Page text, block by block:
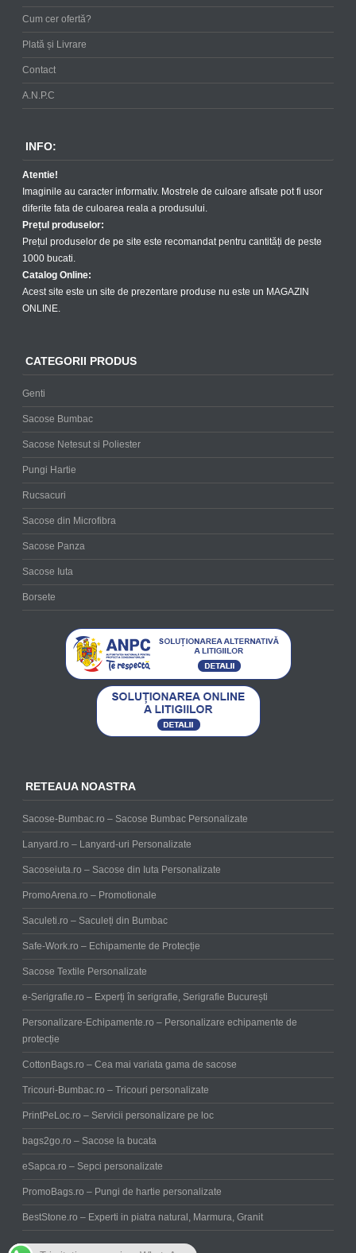
Cum cer ofertă?
Plată și Livrare
Contact
A.N.P.C
INFO:
Atentie!
Imaginile au caracter informativ. Mostrele de culoare afisate pot fi usor
diferite fata de culoarea reala a produsului.
Prețul produselor:
Prețul produselor de pe site este recomandat pentru cantități de peste
1000 bucati.
Catalog Online:
Acest site este un site de prezentare produse nu este un MAGAZIN
ONLINE.
CATEGORII PRODUS
Genti
Sacose Bumbac
Sacose Netesut si Poliester
Pungi Hartie
Rucsacuri
Sacose din Microfibra
Sacose Panza
Sacose Iuta
Borsete
RETEAUA NOASTRA
Sacose-Bumbac.ro – Sacose Bumbac Personalizate
Lanyard.ro – Lanyard-uri Personalizate
Sacoseiuta.ro – Sacose din Iuta Personalizate
PromoArena.ro – Promotionale
Saculeti.ro – Saculeți din Bumbac
Safe-Work.ro – Echipamente de Protecție
Sacose Textile Personalizate
e-Serigrafie.ro – Experți în serigrafie, Serigrafie București
Personalizare-Echipamente.ro – Personalizare echipamente de
protecție
CottonBags.ro – Cea mai variata gama de sacose
Tricouri-Bumbac.ro – Tricouri personalizate
PrintPeLoc.ro – Servicii personalizare pe loc
bags2go.ro – Sacose la bucata
eSapca.ro – Sepci personalizate
PromoBags.ro – Pungi de hartie personalizate
BestStone.ro – Experti in piatra natural, Marmura, Granit